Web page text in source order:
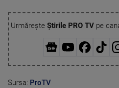
Urmărește Știrile PRO TVpe
Sursa: ProTV